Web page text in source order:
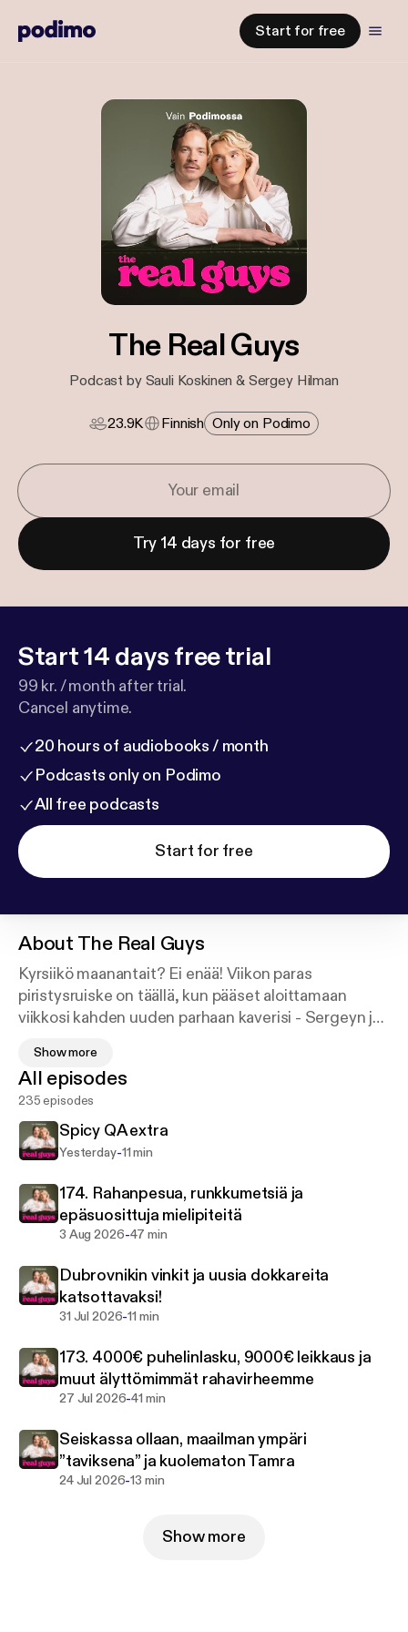
Start for free
The Real Guys
Podcast by Sauli Koskinen & Sergey Hilman
23.9K Finnish Only on Podimo
Try 14 days for free
Start 14 days free trial
99 kr. / month after trial.
Cancel anytime.
20 hours of audiobooks / month
Podcasts only on Podimo
All free podcasts
Start for free
About The Real Guys
Kyrsiikö maanantait? Ei enää! Viikon paras
piristysruiske on täällä, kun pääset aloittamaan
viikkosi kahden uuden parhaan kaverisi - Sergeyn ja
homomiehen universumi, jossa asioista puhutaan
kepeällä huumorilla ja maagisella kemialla.
Aikaisemmin miehet ovat keskittyneet
realityohjelmien tuoreimpiin skandaaleihin, mutta
nyt on aika syventyä lisää heidän omaan elämäänsä,
Näiden kahden ystävän käsittelyssä on rakkaus,
paljastukset, seksi ja yhteiskunnan ilmiöt. Pojilla on
myös ennennäkemätön tavoite tälle vuodelle: löytää
podcastissa, joten hyppää kyytiin!
The Real Guys julkaistaan aina maanantaisin.
Perjantaisin julkaistavassa minijaksossa Sauli ja
Sergey pitävät kuuntelijansa ajan tasalla
realitymaailmasta sekä julkkisjuoruista. Seuraa
@saulikoskinen
@serewah
Sauli Koskinen on media-ammattilainen, positiivinen
Show more
All episodes
235 episodes
Spicy QA extra
Yesterday-11 min
174. Rahanpesua, runkkumetsiä ja
epäsuosittuja mielipiteitä
3 Aug 2026-47 min
Dubrovnikin vinkit ja uusia dokkareita
katsottavaksi!
31 Jul 2026-11 min
173. 4000€ puhelinlasku, 9000€ leikkaus ja
muut älyttömimmät rahavirheemme
27 Jul 2026-41 min
Seiskassa ollaan, maailman ympäri
”taviksena” ja kuolematon Tamra
24 Jul 2026-13 min
Show more